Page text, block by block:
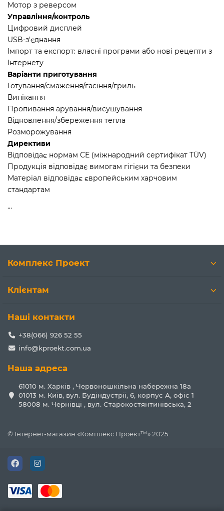
Мотор з реверсом
Управління/контроль
Цифровий дисплей
USB-з'єднання
Імпорт та експорт: власні програми або нові рецепти з
Інтернету
Варіанти приготування
Готування/смаження/гасіння/гриль
Випікання
Пропивання арування/висушування
Відновлення/збереження тепла
Розморожування
Директиви
Відповідає нормам CE (міжнародний сертифікат TÜV)
Продукція відповідає вимогам гігієни та безпеки
Матеріал відповідає європейським харчовим
стандартам
...
Комплекс Проект
Клієнтам
Наші контакти
+38(066) 926 52 55
info@kproekt.com.ua
Наша адреса
61010 м. Харків , Червоношкільна набережна 18а
01013 м. Київ, вул. Будіндустрії, 6, корпус А, офіс 1
58008 м. Чернівці , вул. Старокостянтинівська, 2
© Інтернет-магазин «Комплекс Проект™» 2025